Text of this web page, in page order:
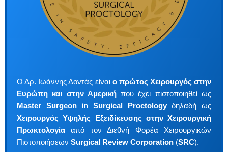
Ο Δρ. Ιωάννης Δοντάς είναι ο πρώτος Χειρουργός στην
Ευρώπη και στην Αμερικήπου έχει πιστοποιηθεί ως
Master Surgeon in Surgical Proctologyδηλαδή ως
Χειρουργός Υψηλής Εξειδίκευσης στην Χειρουργική
Πρωκτολογία από τον Διεθνή Φορέα Χειρουργικών
Πιστοποιήσεων Surgical Review Corporation (SRC).